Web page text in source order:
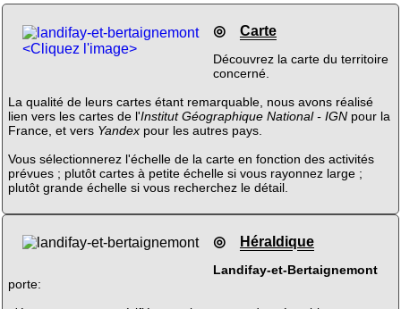
<Cliquez l'image>
◎ Carte
Découvrez la carte du territoire
concerné.
La qualité de leurs cartes étant remarquable, nous avons réalisé
lien vers les cartes de l'Institut Géographique National - IGNpour la
France, et vers Yandexpour les autres pays.
Vous sélectionnerez l'échelle de la carte en fonction des activités
prévues ; plutôt cartes à petite échelle si vous rayonnez large ;
plutôt grande échelle si vous recherchez le détail.
◎ Héraldique
Landifay-et-Bertaignemont
porte: